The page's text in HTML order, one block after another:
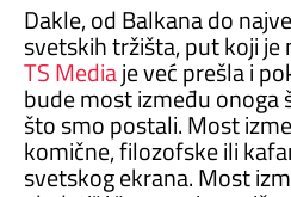
Dakle, od Balkana do
svetskih tržišta, put koji je
TS Mediaje već prešla i
bude most između onoga
što smo postali. Most
komične, filozofske ili
svetskog ekrana. Most